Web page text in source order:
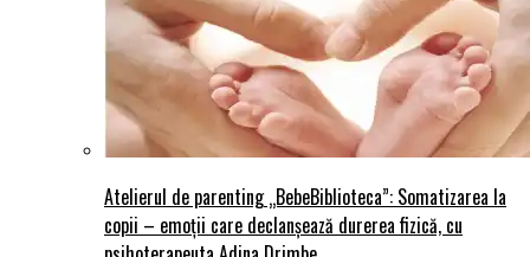
Atelierul de parenting „BebeBiblioteca”: Somatizarea la
copii – emoții care declanșează durerea fizică, cu